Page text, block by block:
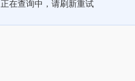
正在查询中，请刷新重试